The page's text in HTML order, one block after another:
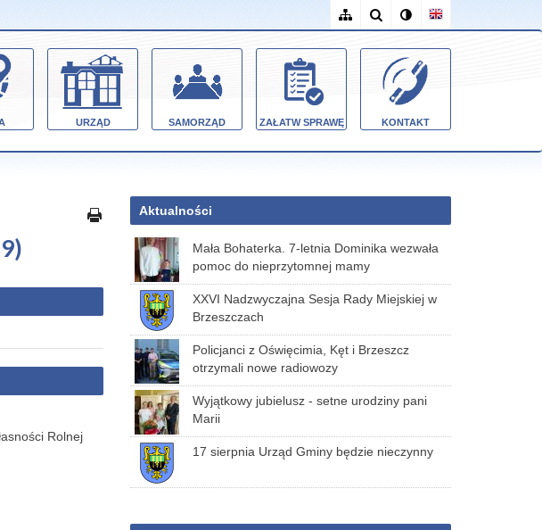
URZĄD SAMORZĄD ZAŁATW SPRAWĘ KONTAKT
Rolnej
Aktualności
Mała Bohaterka. 7-letnia Dominika wezwała
pomoc do nieprzytomnej mamy
XXVI Nadzwyczajna Sesja Rady Miejskiej w
Brzeszczach
Policjanci z Oświęcimia, Kęt i Brzeszcz
otrzymali nowe radiowozy
Wyjątkowy jubielusz - setne urodziny pani
Marii
17 sierpnia Urząd Gminy będzie nieczynny